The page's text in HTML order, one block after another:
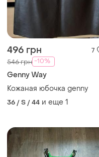
496 грн 7
546 грн -10%
Genny Way
Кожаная юбочка genny
36 / S / 44 и еще 1